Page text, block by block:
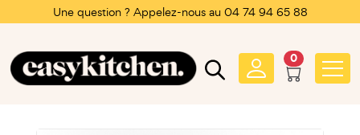
Une question ? Appelez-nous au 04 74 94 65 88
0